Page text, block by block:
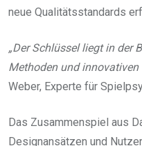
neue Qualitätsstandards
„Der Schlüssel liegt in der
Methoden und innovativen
Weber, Experte für
Das Zusammenspiel aus
Designansätzen und